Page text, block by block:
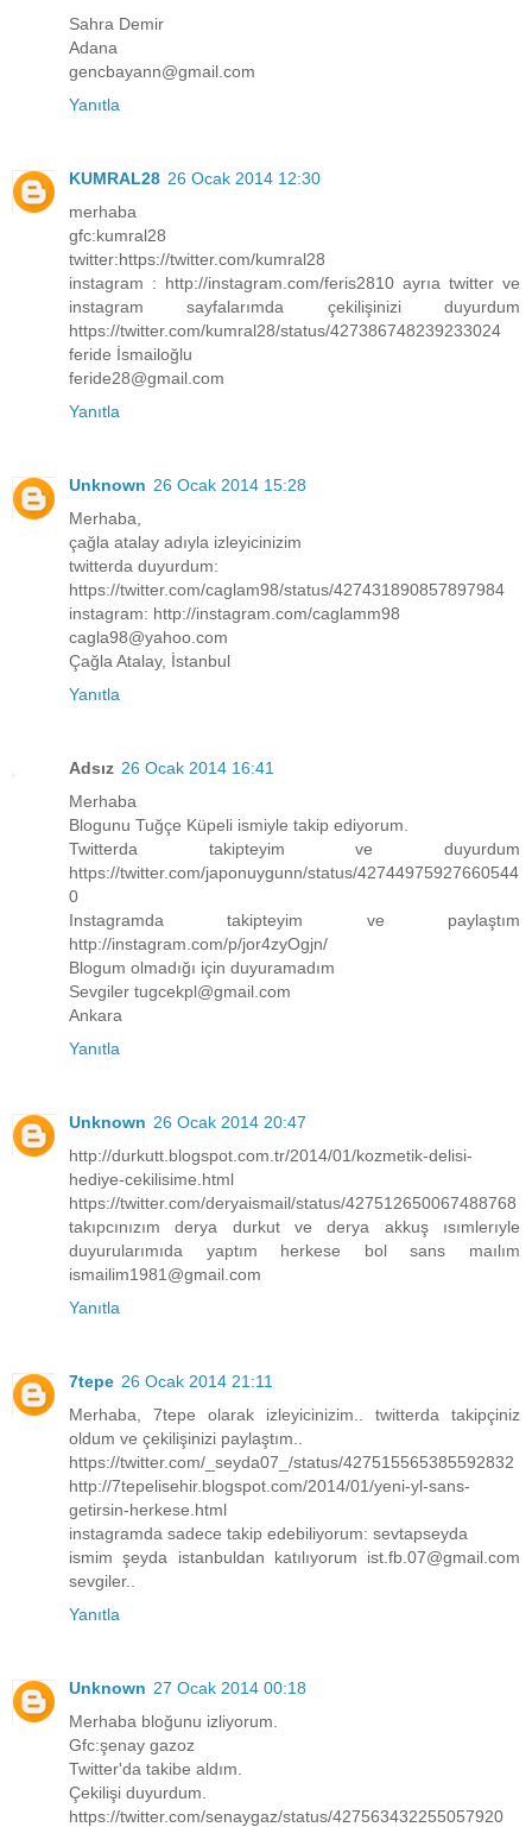
Sahra Demir
Adana
gencbayann@gmail.com
Yanıtla
KUMRAL28 26 Ocak 2014 12:30
merhaba
gfc:kumral28
twitter:https://twitter.com/kumral28
instagram : http://instagram.com/feris2810 ayrıa twitter ve
instagram sayfalarımda çekilişinizi duyurdum
https://twitter.com/kumral28/status/427386748239233024
feride İsmailoğlu
feride28@gmail.com
Yanıtla
Unknown 26 Ocak 2014 15:28
Merhaba,
çağla atalay adıyla izleyicinizim
twitterda duyurdum:
https://twitter.com/caglam98/status/427431890857897984
instagram: http://instagram.com/caglamm98
cagla98@yahoo.com
Çağla Atalay, İstanbul
Yanıtla
Adsız 26 Ocak 2014 16:41
Merhaba
Blogunu Tuğçe Küpeli ismiyle takip ediyorum.
Twitterda takipteyim ve duyurdum
https://twitter.com/japonuygunn/status/42744975927660544
0
Instagramda takipteyim ve paylaştım
http://instagram.com/p/jor4zyOgjn/
Blogum olmadığı için duyuramadım
Sevgiler tugcekpl@gmail.com
Ankara
Yanıtla
Unknown 26 Ocak 2014 20:47
http://durkutt.blogspot.com.tr/2014/01/kozmetik-delisi-
hediye-cekilisime.html
https://twitter.com/deryaismail/status/427512650067488768
takıpcınızım derya durkut ve derya akkuş ısımlerıyle
duyurularımıda yaptım herkese bol sans maılım
ismailim1981@gmail.com
Yanıtla
7tepe 26 Ocak 2014 21:11
Merhaba, 7tepe olarak izleyicinizim.. twitterda takipçiniz
oldum ve çekilişinizi paylaştım..
https://twitter.com/_seyda07_/status/427515565385592832
http://7tepelisehir.blogspot.com/2014/01/yeni-yl-sans-
getirsin-herkese.html
instagramda sadece takip edebiliyorum: sevtapseyda
ismim şeyda istanbuldan katılıyorum ist.fb.07@gmail.com
sevgiler..
Yanıtla
Unknown 27 Ocak 2014 00:18
Merhaba bloğunu izliyorum.
Gfc:şenay gazoz
Twitter'da takibe aldım.
Çekilişi duyurdum.
https://twitter.com/senaygaz/status/427563432255057920